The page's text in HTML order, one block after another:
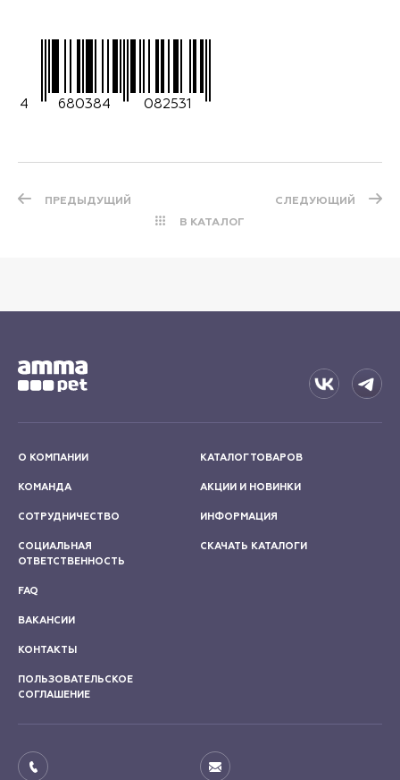
4 680384 082531
ПРЕДЫДУЩИЙ
В КАТАЛОГ
СЛЕДУЮЩИЙ
О КОМПАНИИ
КОМАНДА
СОТРУДНИЧЕСТВО
СОЦИАЛЬНАЯ
ОТВЕТСТВЕННОСТЬ
КАТАЛОГ ТОВАРОВ
АКЦИИ И НОВИНКИ
ИНФОРМАЦИЯ
СКАЧАТЬ КАТАЛОГИ
FAQ
ВАКАНСИИ
КОНТАКТЫ
ПОЛЬЗОВАТЕЛЬСКОЕ
СОГЛАШЕНИЕ